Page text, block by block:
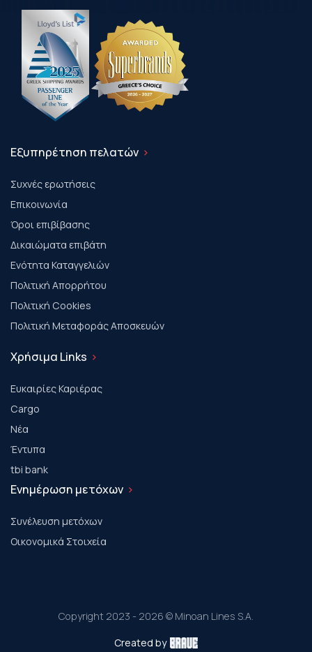
Εξυπηρέτηση πελατών
Συχνές ερωτήσεις
Επικοινωνία
Όροι επιβίβασης
Δικαιώματα επιβάτη
Ενότητα Καταγγελιών
Πολιτική Απορρήτου
Πολιτική Cookies
Πολιτική Μεταφοράς Αποσκευών
Χρήσιμα Links
Ευκαιρίες Καριέρας
Cargo
Νέα
Έντυπα
tbi bank
Ενημέρωση μετόχων
Συνέλευση μετόχων
Οικονομικά Στοιχεία
Copyright 2023 - 2026 © Minoan Lines S.A.
Created by